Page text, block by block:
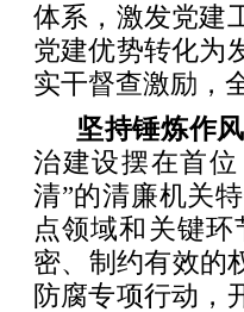
体系，激发党建
党建优势转化为
实干督查激励，
坚持锤炼作
治建设摆在首
清”的清廉机关
点领域和关键
密、制约有效的
防腐专项行动，